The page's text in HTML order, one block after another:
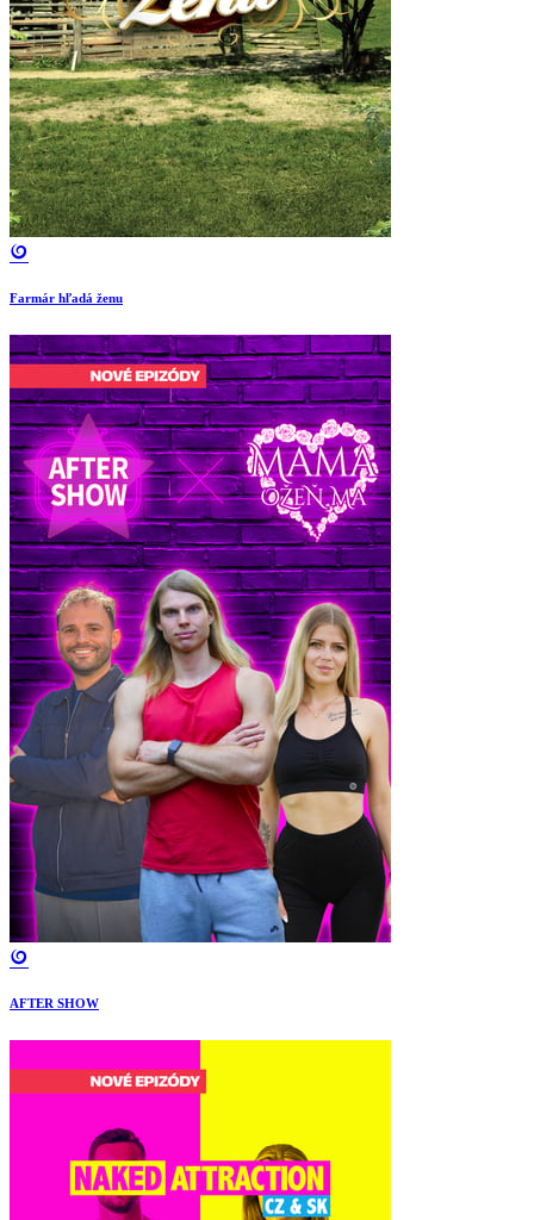
Farmár hľadá ženu
AFTER SHOW